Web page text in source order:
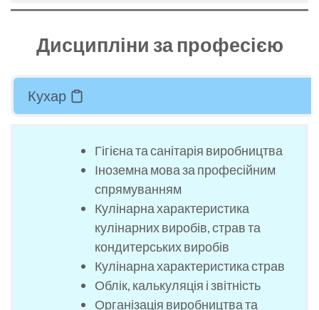
Дисципліни за професією
Кухар
Гігієна та санітарія виробництва
Іноземна мова за професійним
спрямуванням
Кулінарна характеристика
кулінарних виробів, страв та
кондитерських виробів
Кулінарна характеристика страв
Облік, калькуляція і звітність
Організація виробництва та